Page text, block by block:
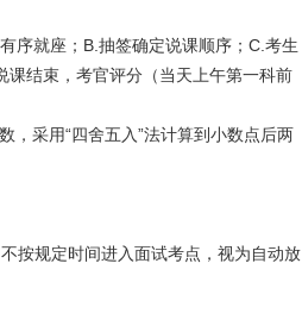
序就座；B.抽签确定说课顺序；C.考生
结束，考官评分（当天上午第一科前
，采用“四舍五入”法计算到小数点后两
按规定时间进入面试考点，视为自动放